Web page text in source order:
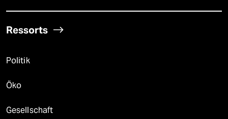
Ressorts
Politik
Öko
Gesellschaft